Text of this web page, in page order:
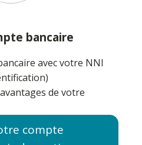
bancaire
avec votre NNI
de votre
compte